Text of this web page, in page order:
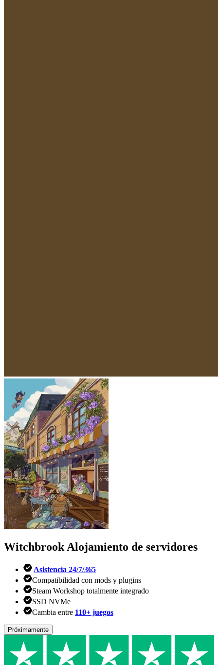
Witchbrook Alojamiento de servidores
Asistencia 24/7/365
Compatibilidad con mods y plugins
Steam Workshop totalmente integrado
SSD NVMe
Cambia entre 110+ juegos
Próximamente